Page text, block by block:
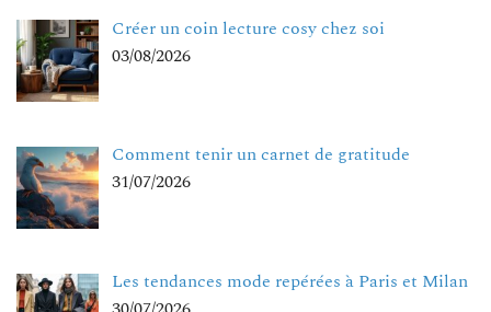
Créer un coin lecture cosy chez soi
03/08/2026
Comment tenir un carnet de gratitude
31/07/2026
Les tendances mode repérées à Paris et Milan